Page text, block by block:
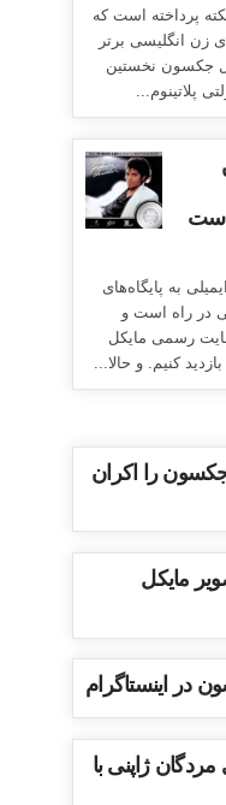
پرداخته است که
زن انگلیسی برتر
جکسون نخستین
است
به پایگاه‌های
در راه است و
رسمی مایکل
کنیم. و حالا...
را اکران
مایکل
اینستاگرام
ژاپنی با